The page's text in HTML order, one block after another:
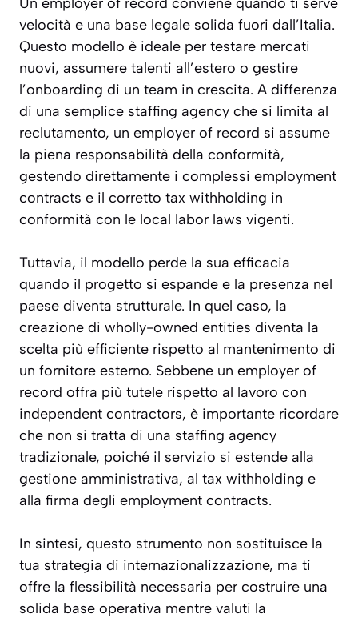
velocità e una base legale solida fuori dall’Italia.
Questo modello è ideale per testare mercati
nuovi, assumere talenti all’estero o gestire
l’onboarding di un team in crescita. A differenza
di una semplice staffing agency che si limita al
reclutamento, un employer of record si assume
la piena responsabilità della conformità,
gestendo direttamente i complessi employment
contracts e il corretto tax withholding in
conformità con le local labor laws vigenti.
Tuttavia, il modello perde la sua efficacia
quando il progetto si espande e la presenza nel
paese diventa strutturale. In quel caso, la
creazione di wholly-owned entities diventa la
scelta più efficiente rispetto al mantenimento di
un fornitore esterno. Sebbene un employer of
record offra più tutele rispetto al lavoro con
independent contractors, è importante ricordare
che non si tratta di una staffing agency
tradizionale, poiché il servizio si estende alla
gestione amministrativa, al tax withholding e
alla firma degli employment contracts.
In sintesi, questo strumento non sostituisce la
tua strategia di internazionalizzazione, ma ti
offre la flessibilità necessaria per costruire una
solida base operativa mentre valuti la